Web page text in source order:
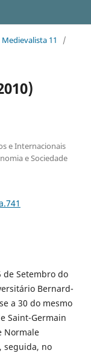
Medievalista 11
/
e Internacionais
e Sociedade
de Setembro do
Bernard-
a 30 do mesmo
Saint-Germain
Normale
seguida, no